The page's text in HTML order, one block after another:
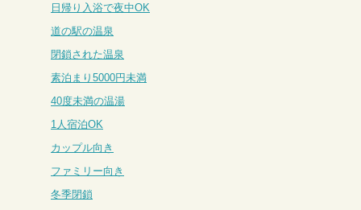
日帰り入浴で夜中OK
道の駅の温泉
閉鎖された温泉
素泊まり5000円未満
40度未満の温湯
1人宿泊OK
カップル向き
ファミリー向き
冬季閉鎖